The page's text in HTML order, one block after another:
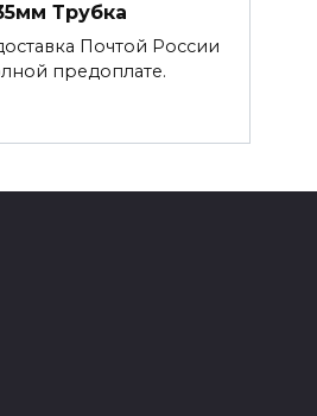
Трубка
Почтой России
предоплате.